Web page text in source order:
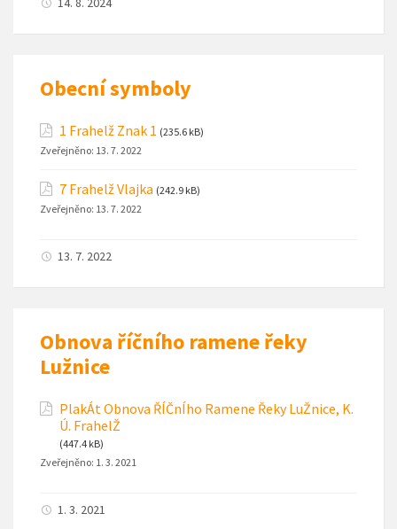
Obecní symboly
1 Frahelž Znak 1 (235.6 kB)
Zveřejněno: 13. 7. 2022
7 Frahelž Vlajka (242.9 kB)
Zveřejněno: 13. 7. 2022
13. 7. 2022
Obnova říčního ramene řeky
Lužnice
PlakÁt Obnova ŘÍČnÍho Ramene Řeky LuŽnice, K.
Ú. FrahelŽ
(447.4 kB)
Zveřejněno: 1. 3. 2021
1. 3. 2021